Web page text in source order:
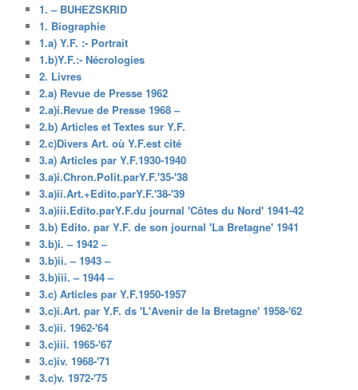
1. – BUHEZSKRID
1. Biographie
1.a) Y.F. :- Portrait
1.b)Y.F.:- Nécrologies
2. Livres
2.a) Revue de Presse 1962
2.a)i.Revue de Presse 1968 –
2.b) Articles et Textes sur Y.F.
2.c)Divers Art. où Y.F.est cité
3.a) Articles par Y.F.1930-1940
3.a)i.Chron.Polit.parY.F.'35-'38
3.a)ii.Art.+Edito.parY.F.'38-'39
3.a)iii.Edito.parY.F.du journal 'Côtes du Nord' 1941-42
3.b) Edito. par Y.F. de son journal 'La Bretagne' 1941
3.b)i. – 1942 –
3.b)ii. – 1943 –
3.b)iii. – 1944 –
3.c) Articles par Y.F.1950-1957
3.c)i.Art. par Y.F. ds 'L'Avenir de la Bretagne' 1958-'62
3.c)ii. 1962-'64
3.c)iii. 1965-'67
3.c)iv. 1968-'71
3.c)v. 1972-'75